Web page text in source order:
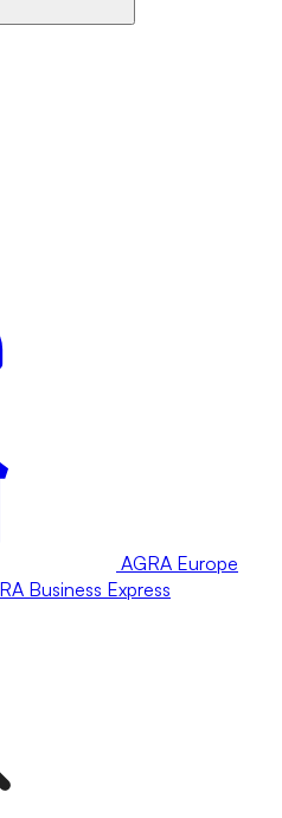
AGRA Europe
Business Express